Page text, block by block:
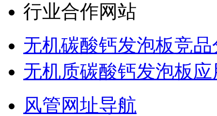
行业合作网站
无机碳酸钙发泡板竞品
无机质碳酸钙发泡板
风管网址导航